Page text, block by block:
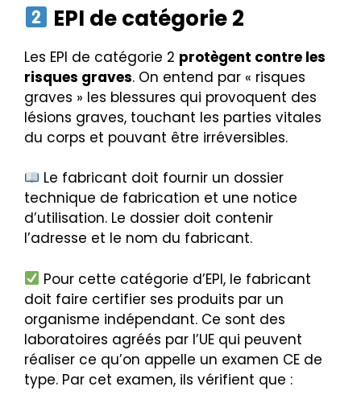
EPI de catégorie 2
Les EPI de catégorie 2 protègent contre les
risques graves. On entend par « risques
graves » les blessures qui provoquent des
lésions graves, touchant les parties vitales
du corps et pouvant être irréversibles.
Le fabricant doit fournir un dossier
technique de fabrication et une notice
d’utilisation. Le dossier doit contenir
l’adresse et le nom du fabricant.
Pour cette catégorie d’EPI, le fabricant
doit faire certifier ses produits par un
organisme indépendant. Ce sont des
laboratoires agréés par l’UE qui peuvent
réaliser ce qu’on appelle un examen CE de
type. Par cet examen, ils vérifient que :